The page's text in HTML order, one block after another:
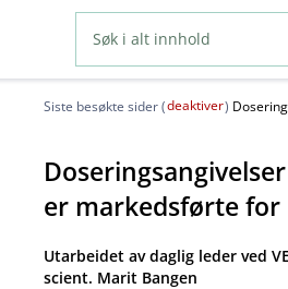
Siste besøkte sider (deaktiver)
er markedsførte
Utarbeidet av daglig leder ved
scient. Marit Bangen